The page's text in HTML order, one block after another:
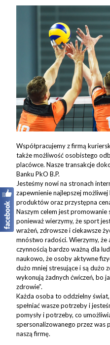
Współpracujemy z firmą
także możliwość osobistego
placówce. Nasze transakcje
Banku PkO B.P.
Jesteśmy nowi na stronach
zapewnienie najlepszej możliwej
produktów oraz przystępna
Naszym celem jest promowanie
ponieważ wierzymy, że sport
wrażeń, zdrowsze i ciekawsze
mnóstwo radości. Wierzymy, że
czynnością bardzo ważną dla
naukowo, że osoby aktywne
dużo mniej stresujące i są dużo
wykonują żadnych ćwiczeń, bo
zdrowie”.
Każda osoba to oddzielny
spełniać wasze potrzeby i
pomysły i potrzeby, co
spersonalizowanego przez was
naszą firmę.